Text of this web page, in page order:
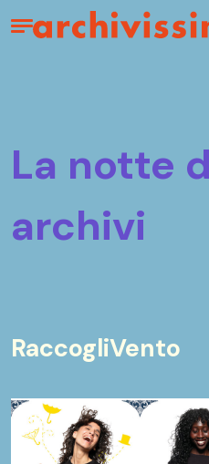
Home page
Apri il menu
la notte degli
archivi
RaccogliVento